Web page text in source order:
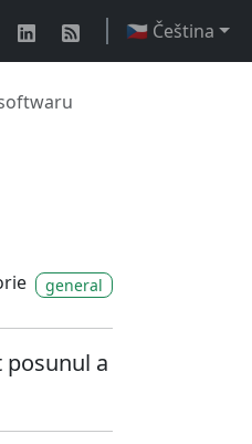
🇨🇿 Čeština
general
posunul a